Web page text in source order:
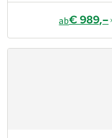
ab€ 989,–